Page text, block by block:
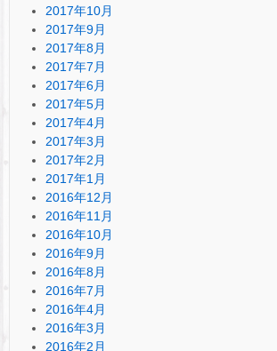
2017年10月
2017年9月
2017年8月
2017年7月
2017年6月
2017年5月
2017年4月
2017年3月
2017年2月
2017年1月
2016年12月
2016年11月
2016年10月
2016年9月
2016年8月
2016年7月
2016年4月
2016年3月
2016年2月